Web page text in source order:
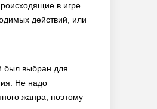
в игре.
действий, или
был выбран для
Не надо
жанра, поэтому